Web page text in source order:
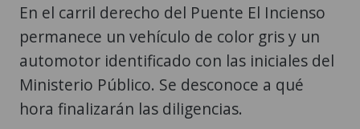
En el carril derecho del Puente El Incienso
permanece un vehículo de color gris y un
automotor identificado con las iniciales del
Ministerio Público. Se desconoce a qué
hora finalizarán las diligencias.